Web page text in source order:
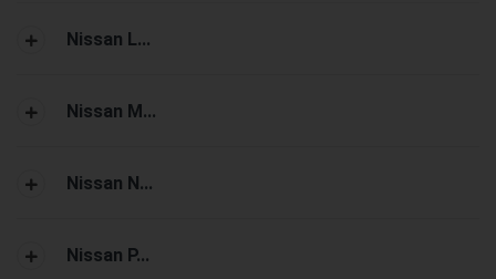
Nissan L...
Nissan M...
Nissan N...
Nissan P...